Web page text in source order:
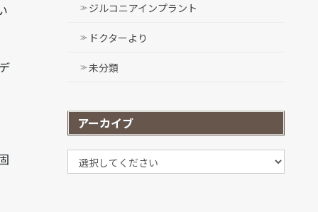
ジルコニアインプラント
ドクターより
未分類
アーカイブ